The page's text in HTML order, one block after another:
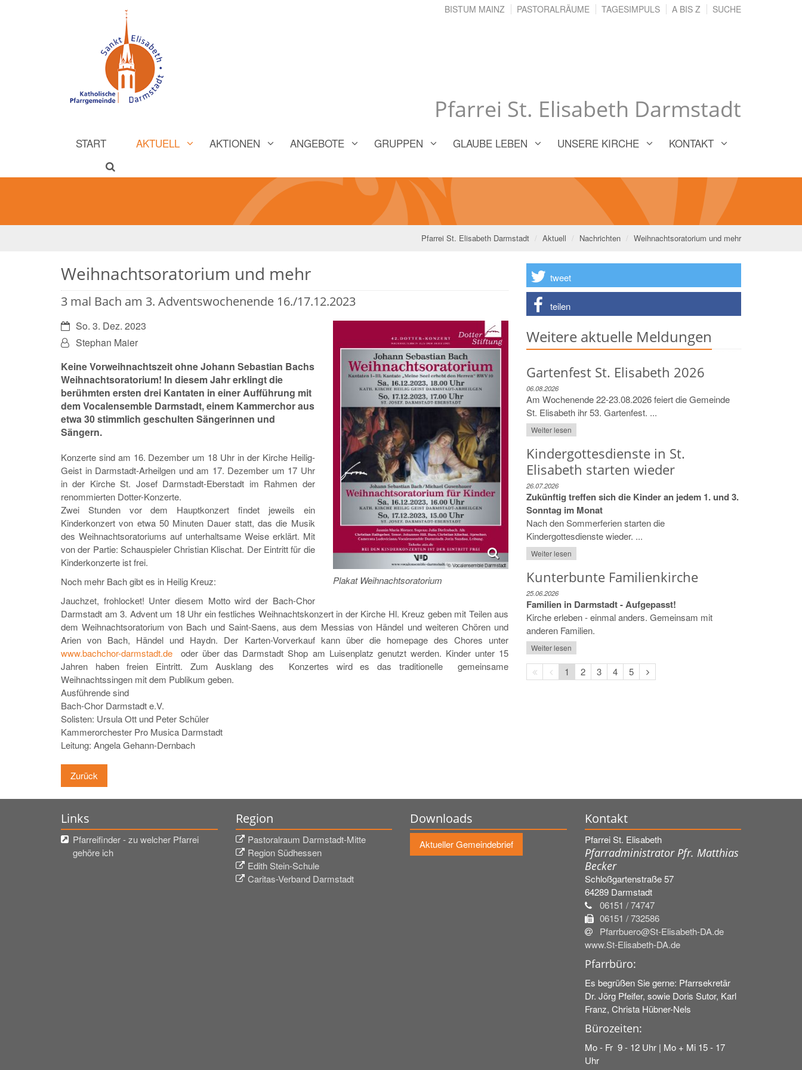
Pfarrei St. Elisabeth Darmstadt
BISTUM MAINZ PASTORALRÄUME TAGESIMPULS A BIS Z SUCHE
START AKTUELL AKTIONEN ANGEBOTE GRUPPEN GLAUBE LEBEN UNSERE KIRCHE KONTAKT
Pfarrei St. Elisabeth Darmstadt Aktuell Nachrichten Weihnachtsoratorium und mehr
Weihnachtsoratorium und mehr
3 mal Bach am 3. Adventswochenende 16./17.12.2023
© Vocalensemble Darmstadt
Plakat Weihnachtsoratorium
Datum:So. 3. Dez. 2023
Von:Stephan Maier
Keine Vorweihnachtszeit ohne Johann Sebastian Bachs
Weihnachtsoratorium! In diesem Jahr erklingt die
berühmten ersten drei Kantaten in einer Aufführung mit
dem Vocalensemble Darmstadt, einem Kammerchor aus
etwa 30 stimmlich geschulten Sängerinnen und
Sängern.
Konzerte sind am 16. Dezember um 18 Uhr in der Kirche Heilig-
Geist in Darmstadt-Arheilgen und am 17. Dezember um 17 Uhr
in der Kirche St. Josef Darmstadt-Eberstadt im Rahmen der
renommierten Dotter-Konzerte.
Zwei Stunden vor dem Hauptkonzert findet jeweils ein
Kinderkonzert von etwa 50 Minuten Dauer statt, das die Musik
des Weihnachtsoratoriums auf unterhaltsame Weise erklärt. Mit
von der Partie: Schauspieler Christian Klischat. Der Eintritt für die
Kinderkonzerte ist frei.
Noch mehr Bach gibt es in Heilig Kreuz:
Jauchzet, frohlocket! Unter diesem Motto wird der Bach-Chor
Darmstadt am 3. Advent um 18 Uhr ein festliches Weihnachtskonzert in der Kirche Hl. Kreuz geben mit Teilen aus
dem Weihnachtsoratorium von Bach und Saint-Saens, aus dem Messias von Händel und weiteren Chören und
Arien von Bach, Händel und Haydn. Der Karten-Vorverkauf kann über die homepage des Chores unter
www.bachchor-darmstadt.de oder über das Darmstadt Shop am Luisenplatz genutzt werden. Kinder unter 15
Jahren haben freien Eintritt. Zum Ausklang des Konzertes wird es das traditionelle gemeinsame
Weihnachtssingen mit dem Publikum geben.
Ausführende sind
Bach-Chor Darmstadt e.V.
Solisten: Ursula Ott und Peter Schüler
Kammerorchester Pro Musica Darmstadt
Leitung: Angela Gehann-Dernbach
Zurück
tweet
teilen
Weitere aktuelle Meldungen
Gartenfest St. Elisabeth 2026
06.08.2026
Am Wochenende 22-23.08.2026 feiert die Gemeinde
St. Elisabeth ihr 53. Gartenfest. ...
Weiter lesen
Kindergottesdienste in St.
Elisabeth starten wieder
26.07.2026
Zukünftig treffen sich die Kinder an jedem 1. und 3.
Sonntag im Monat
Nach den Sommerferien starten die
Kindergottesdienste wieder. ...
Weiter lesen
Kunterbunte Familienkirche
25.06.2026
Familien in Darmstadt - Aufgepasst!
Kirche erleben - einmal anders. Gemeinsam mit
anderen Familien.
Weiter lesen
Erste
Seite
Vorherige
Seite
1 2 3 4 5
Nächste
Seite
Links
Pfarreifinder - zu welcher Pfarrei
gehöre ich
Region
Pastoralraum Darmstadt-Mitte
Region Südhessen
Edith Stein-Schule
Caritas-Verband Darmstadt
Downloads
Aktueller Gemeindebrief
Kontakt
Pfarrei St. Elisabeth
Pfarradministrator Pfr. Matthias
Becker
Schloßgartenstraße 57
64289 Darmstadt
06151 / 74747
06151 / 732586
Pfarrbuero@St-Elisabeth-DA.de
www.St-Elisabeth-DA.de
Pfarrbüro:
Es begrüßen Sie gerne: Pfarrsekretär
Dr. Jörg Pfeifer, sowie Doris Sutor, Karl
Franz, Christa Hübner-Nels
Bürozeiten:
Mo - Fr 9 - 12 Uhr | Mo + Mi 15 - 17
Uhr